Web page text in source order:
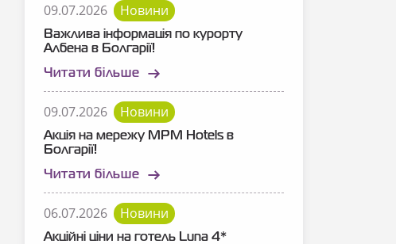
09.07.2026 Новини
Важлива інформація по курорту
Албена в Болгарії!
Читати більше
09.07.2026 Новини
Акція на мережу MPM Hotels в
Болгарії!
Читати більше
06.07.2026 Новини
Акційні ціни на готель Luna 4*